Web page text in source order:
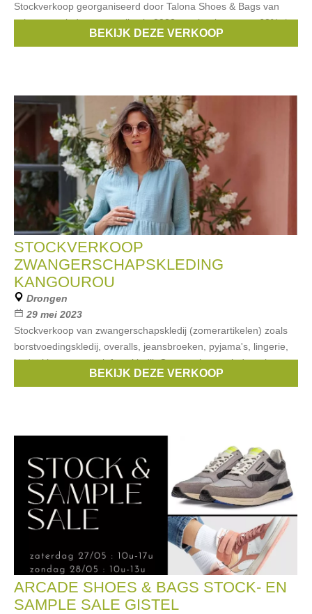
Stockverkoop georganiseerd door Talona Shoes & Bags van
schoenen uit de zomercollectie 2022 aan kortingen tot -60%. *
Noot: Gesloten tussen de middag van 12u30 en 14u
BEKIJK DEZE VERKOOP
STOCKVERKOOP
ZWANGERSCHAPSKLEDING
KANGOUROU
Drongen
29 mei 2023
Stockverkoop van zwangerschapskledij (zomerartikelen) zoals
borstvoedingskledij, overalls, jeansbroeken, pyjama's, lingerie,
badpakken maar ook feestkledij. Overstocks en eindereeksen
aan ronde prijzenBEKIJK DEZE VERKOOP
ARCADE SHOES & BAGS STOCK- EN
SAMPLE SALE GISTEL